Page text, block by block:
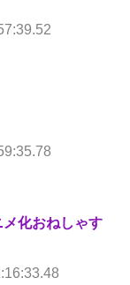
化おねしゃす